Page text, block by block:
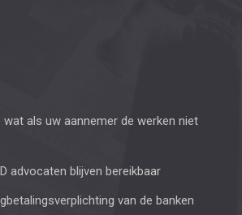
als uw aannemer de werken niet
advocaten blijven bereikbaar
van de banken